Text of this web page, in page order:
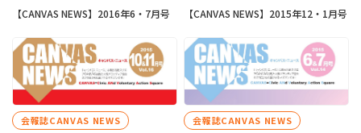
【CANVAS NEWS】2016年6・7月号 【CANVAS NEWS】2015年12・1月号
会報誌CANVAS NEWS 会報誌CANVAS NEWS